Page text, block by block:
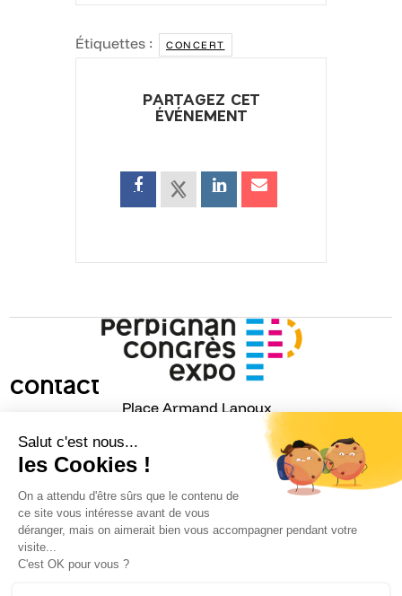
Étiquettes : CONCERT
PARTAGEZ CET
ÉVÉNEMENT
Contact
Place Armand Lanoux
66001 PERPIGNAN
congrexpo@congres-perpignan.com
Infos pratiques
Qui sommes-nous ?
Carrière
Nos engagements RSE